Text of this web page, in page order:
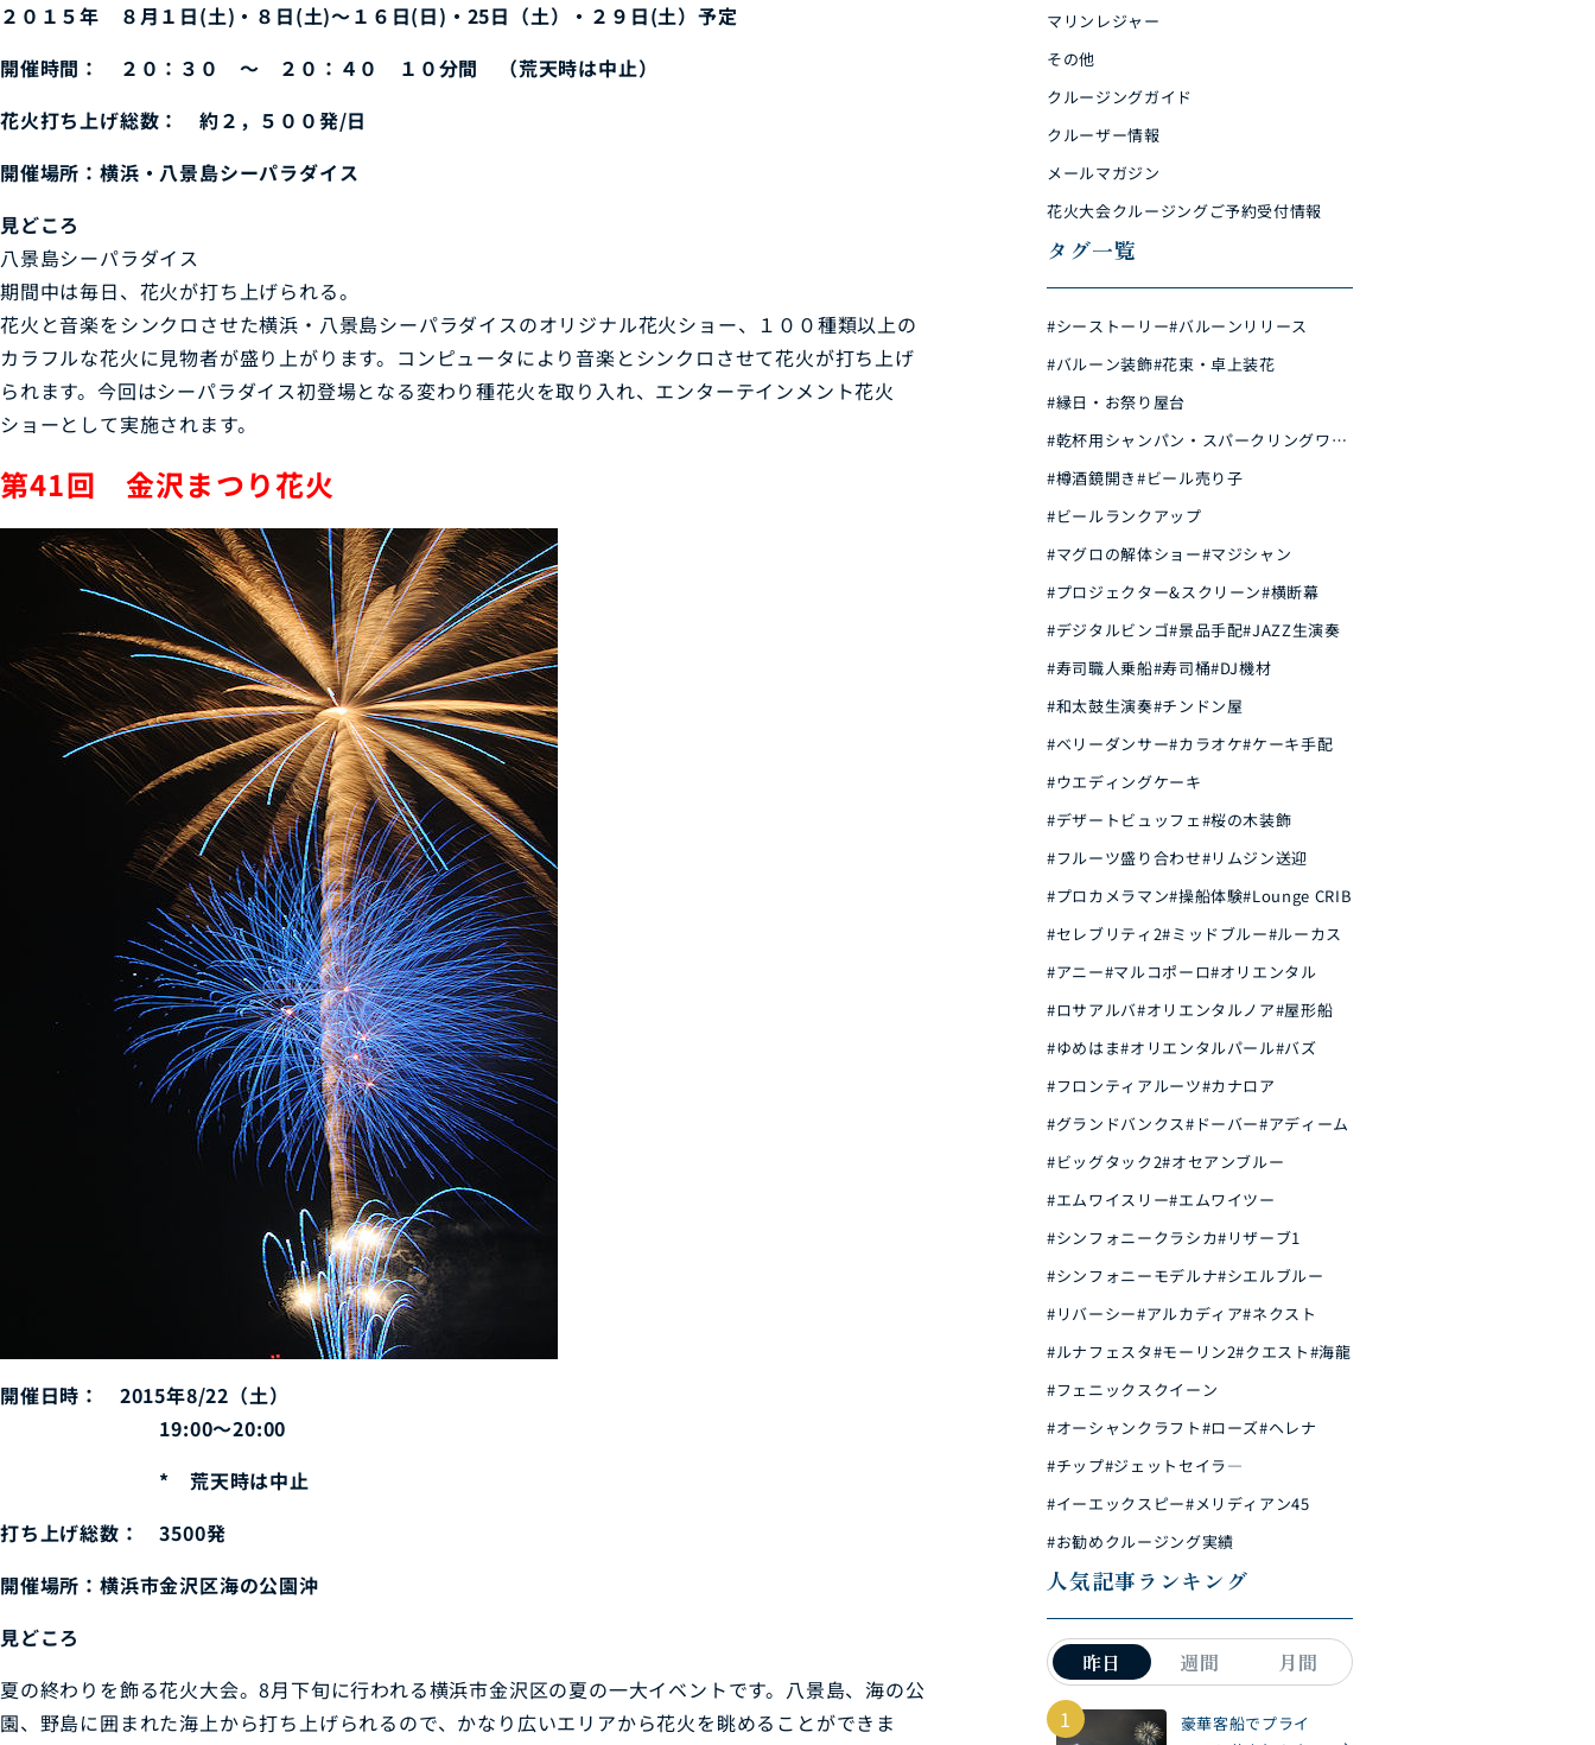
２０１５年 ８月１日(土)・８日(土)～１６日(日)・25日（土）・２９日(土）予定
開催時間： ２０：３０ ～ ２０：４０ １０分間 （荒天時は中止）
花火打ち上げ総数： 約２，５００発/日
開催場所：横浜・八景島シーパラダイス
見どころ
八景島シーパラダイス
期間中は毎日、花火が打ち上げられる。
花火と音楽をシンクロさせた横浜・八景島シーパラダイスのオリジナル花火ショー、１００種類以上の
カラフルな花火に見物者が盛り上がります。コンピュータにより音楽とシンクロさせて花火が打ち上げ
られます。今回はシーパラダイス初登場となる変わり種花火を取り入れ、エンターテインメント花火
ショーとして実施されます。
第41回 金沢まつり花火
開催日時： 2015年8/22（土）
19:00～20:00
* 荒天時は中止
打ち上げ総数： 3500発
開催場所：横浜市金沢区海の公園沖
見どころ
夏の終わりを飾る花火大会。8月下旬に行われる横浜市金沢区の夏の一大イベントです。八景島、海の公
園、野島に囲まれた海上から打ち上げられるので、かなり広いエリアから花火を眺めることができま
マリンレジャー
その他
クルージングガイド
クルーザー情報
メールマガジン
花火大会クルージングご予約受付情報
タグ一覧
#シーストーリー#バルーンリリース
#バルーン装飾#花束・卓上装花
#縁日・お祭り屋台
#乾杯用シャンパン・スパークリングワイ
ン
#樽酒鏡開き#ビール売り子
#ビールランクアップ
#マグロの解体ショー#マジシャン
#プロジェクター&スクリーン#横断幕
#デジタルビンゴ#景品手配#JAZZ生演奏
#寿司職人乗船#寿司桶#DJ機材
#和太鼓生演奏#チンドン屋
#ベリーダンサー#カラオケ#ケーキ手配
#ウエディングケーキ
#デザートビュッフェ#桜の木装飾
#フルーツ盛り合わせ#リムジン送迎
#プロカメラマン#操船体験#Lounge CRIB
#セレブリティ2#ミッドブルー#ルーカス
#アニー#マルコポーロ#オリエンタル
#ロサアルバ#オリエンタルノア#屋形船
#ゆめはま#オリエンタルパール#バズ
#フロンティアルーツ#カナロア
#グランドバンクス#ドーバー#アディーム
#ビッグタック2#オセアンブルー
#エムワイスリー#エムワイツー
#シンフォニークラシカ#リザーブ1
#シンフォニーモデルナ#シエルブルー
#リバーシー#アルカディア#ネクスト
#ルナフェスタ#モーリン2#クエスト#海龍
#フェニックスクイーン
#オーシャンクラフト#ローズ#ヘレナ
#チップ#ジェットセイラ―
#イーエックスピー#メリディアン45
#お勧めクルージング実績
人気記事ランキング
昨日 週間
月間
1
豪華客船でプライ